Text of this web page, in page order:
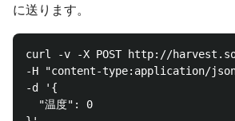
に送ります。
curl -v -X POST http://
-H "content-type:application/
-d '{
  "温度": 0